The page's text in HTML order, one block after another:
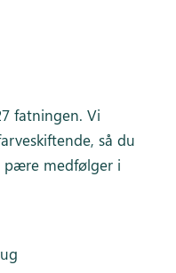
fatningen. Vi
så du
pære medfølger i